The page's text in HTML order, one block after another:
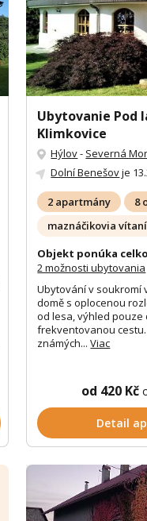
Ubytovanie Pod
Klimkovice
Hýlov- Severná
Dolní Benešovje
2 apartmány 8
maznáčikovia vítaní
Objekt ponúka
2 možnosti ubytovania
Ubytování v soukromí
domě s oplocenou
od lesa, výhled pouze
frekventovanou
známých...Viac
od 420 Kč
Detail